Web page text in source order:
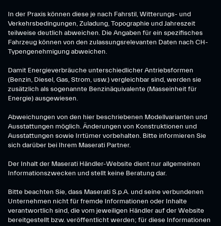
In der Praxis können diese je nach Fahrstil, Witterungs- und
Verkehrsbedingungen, Zuladung, Topographie und Jahreszeit
teilweise deutlich abweichen. Die Angaben für ein spezifisches
Fahrzeug können von den zulassungsrelevanten Daten nach CH-
Typengenehmigung abweichen.
Damit Energieverbräuche unterschiedlicher Antriebsformen
(Benzin, Diesel, Gas, Strom, usw.) vergleichbar sind, werden sie
zusätzlich als sogenannte Benzinäquivalente (Masseinheit für
Energie) ausgewiesen.
Abweichungen von den hier beschriebenen Modellvarianten und
Ausstattungen möglich. Änderungen von Konstruktionen und
Ausstattungen sowie Irrtümer vorbehalten. Bitte informieren Sie
sich darüber bei Ihrem Maserati Partner.
Der Inhalt der Maserati Händler-Website dient nur allgemeinen
Informationszwecken und stellt keine Beratung dar.
Bitte beachten Sie, dass Maserati S.p.A. und seine verbundenen
Unternehmen nicht für fremde Informationen oder Inhalte
verantwortlich sind, die vom jeweiligen Händler auf der Website
bereitgestellt bzw. veröffentlicht werden; für diese Informationen